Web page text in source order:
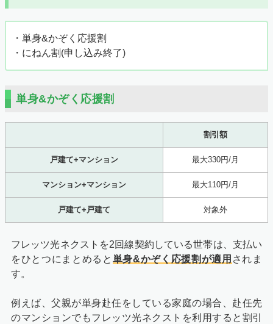
・単身&かぞく応援割
・にねん割(申し込み終了)
単身&かぞく応援割
割引額
戸建て+マンション 最大330円/月
マンション+マンション 最大110円/月
戸建て+戸建て 対象外
フレッツ光ネクストを2回線契約している世帯は、支払い
をひとつにまとめると 単身&かぞく応援割が適用 されま
す。
例えば、父親が単身赴任をしている家庭の場合、赴任先
のマンションでもフレッツ光ネクストを利用すると割引